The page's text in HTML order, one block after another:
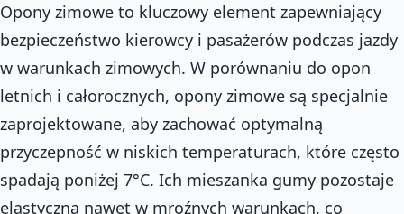
Opony zimowe to kluczowy element zapewniający
bezpieczeństwo kierowcy i pasażerów podczas jazdy
w warunkach zimowych. W porównaniu do opon
letnich i całorocznych, opony zimowe są specjalnie
zaprojektowane, aby zachować optymalną
przyczepność w niskich temperaturach, które często
spadają poniżej 7°C. Ich mieszanka gumy pozostaje
elastyczna nawet w mroźnych warunkach, co